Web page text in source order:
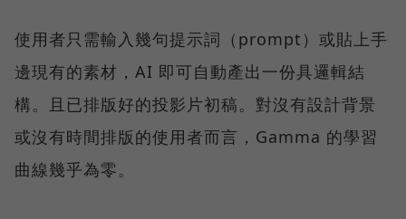
使用者只需輸入幾句提示詞（prompt）或貼上手
邊現有的素材，AI 即可自動產出一份具邏輯結
構。且已排版好的投影片初稿。對沒有設計背景
或沒有時間排版的使用者而言，Gamma 的學習
曲線幾乎為零。